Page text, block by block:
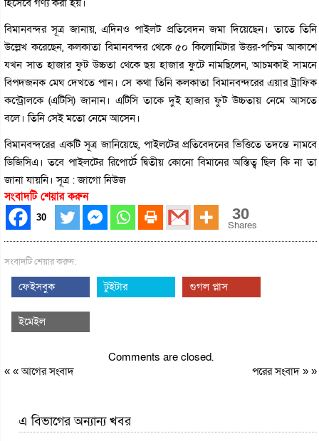
বিমানবন্দর সূত্র জানায়, এদিনও পাইলট প্রতিবেদন জমা দিয়েছেন। তাতে তিনি
উল্লেখ করেছেন, কলকাতা বিমানবন্দর থেকে ৫০ কিলোমিটার উত্তর-পশ্চিম আকাশে
যখন সাত হাজার ফুট উচ্চতা থেকে ছয় হাজার ফুটে নামছিলেন, আচমকাই সামনে
বিপদজনক মেঘ দেখতে পান। সে কথা তিনি কলকাতা বিমানবন্দরের এয়ার ট্রাফিক
কন্ট্রোলকে (এটিসি) জানান। এটিসি তাকে দুই হাজার ফুট উচ্চতায় নেমে আসতে
বলে। তিনি সেই মতো নেমে আসেন।
বিমানবন্দরের একটি সূত্র জানিয়েছে, পাইলটের প্রতিবেদনের ভিত্তিতে তদন্তে নামবে
ডিজিসিএ। তবে পাইলটের রিপোর্টে দ্বিতীয় কোনো বিমানের অস্তিত্ব ছিল কি না তা
জানা যায়নি। সূত্র : জাগো নিউজ
সংবাদটি শেয়ার করুন
30 30
Shares
সংবাদটি শেয়ার করুন:
ফেইসবুক টুইটার গুগল প্লাস
ইমেইল
Comments are closed.
« «আগের সংবাদ পরের সংবাদ» »
এ বিভাগের অন্যান্য খবর